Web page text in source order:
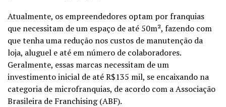
Atualmente, os empreendedores optam por franquias
que necessitam de um espaço de até 50m², fazendo com
que tenha uma redução nos custos de manutenção da
loja, aluguel e até em número de colaboradores.
Geralmente, essas marcas necessitam de um
investimento inicial de até R$135 mil, se encaixando na
categoria de microfranquias, de acordo com aAssociação
Brasileira de Franchising (ABF).